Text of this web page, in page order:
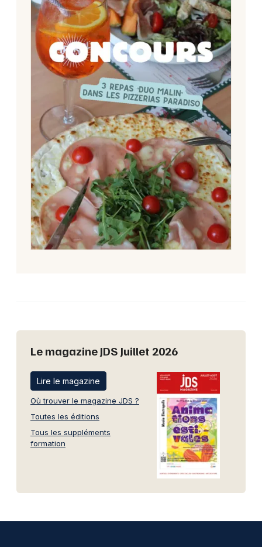
Le magazine JDS Juillet 2026
Lire le magazine
Où trouver le magazine JDS ?
Toutes les éditions
Tous les suppléments
formation